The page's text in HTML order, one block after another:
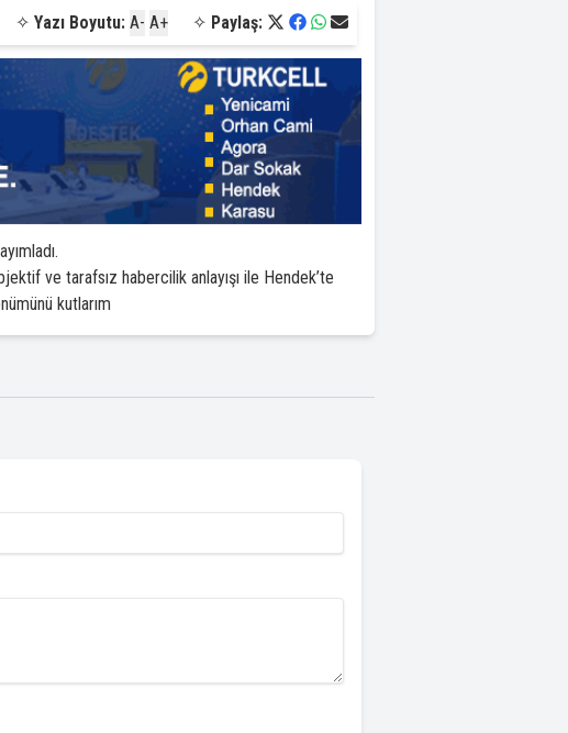
✧ Yazı Boyutu: A- A+ ✧ Paylaş:
ve tarafsız habercilik anlayışı ile Hendek’te
kutlarım